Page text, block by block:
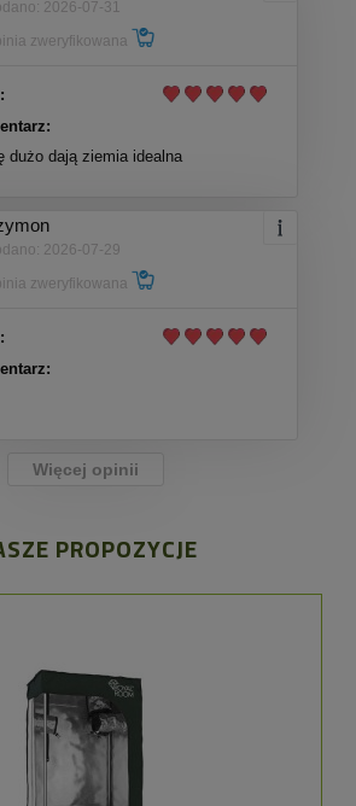
2026-07-31
zweryfikowana
dużo dają ziemia idealna
2026-07-29
zweryfikowana
Więcej opinii
PROPOZYCJE